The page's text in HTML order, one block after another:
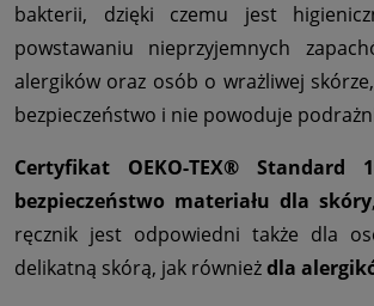
bakterii, dzięki czemu jest
powstawaniu nieprzyjemnych
alergików oraz osób o wrażliwej
bezpieczeństwo i nie powoduje
Certyfikat OEKO-TEX® Standard
bezpieczeństwo materiału dla skóry
ręcznik jest odpowiedni także dla
delikatną skórą, jak równieżdla